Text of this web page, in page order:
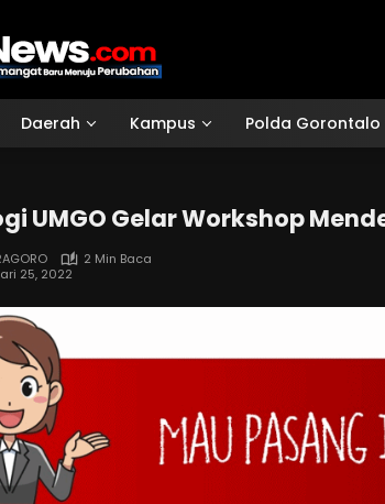
Daerah Kampus Polda Gorontalo
UMGO Gelar Workshop
2 Min Baca
25, 2022